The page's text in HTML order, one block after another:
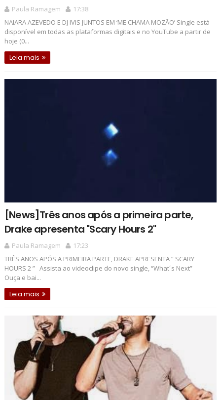
Paula Ramagem
17:38
NAIARA AZEVEDO E DJ IVIS JUNTOS EM ‘ME CHAMA MOZÃO’ Single está
disponível em todas as plataformas digitais e no YouTube a partir de
hoje (0...
Leia mais
[News]Três anos após a primeira parte,
Drake apresenta "Scary Hours 2"
Paula Ramagem
17:23
TRÊS ANOS APÓS A PRIMEIRA PARTE, DRAKE APRESENTA “ SCARY
HOURS 2 ” Assista ao videoclipe do novo single, “What´s Next”
Ouça e bai...
Leia mais